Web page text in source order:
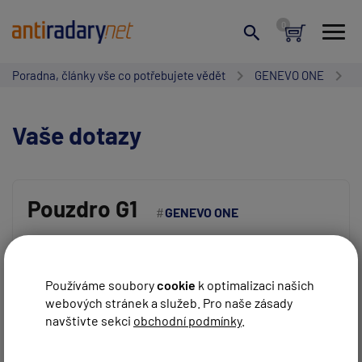
Používáme souborycookie k optimalizaci našich
webových stránek a služeb. Pro naše zásady
navštivte sekci obchodní podmínky.
Poradna, články vše co potřebujete vědět GENEVO ONE
Vaše dotazy
Vaše jméno:
Váš e-mail:
Pouzdro G1 GENEVO ONE
Standa před 4 roky REAGOVAT